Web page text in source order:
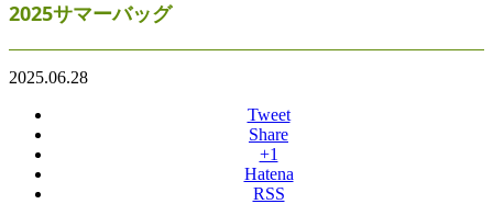
2025サマーバッグ
2025.06.28
Tweet
Share
+1
Hatena
RSS